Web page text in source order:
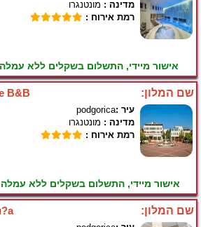
מדינה : מונטנגרו
רמת אירוח :
אישור מיידי, התשלום בשקלים ללא עמלה
B&B שם המלון:
עיר :podgorica
מדינה : מונטנגרו
רמת אירוח :
אישור מיידי, התשלום בשקלים ללא עמלה
שם המלון: